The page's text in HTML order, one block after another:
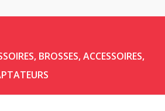
, BROSSES, ACCESSOIRES,